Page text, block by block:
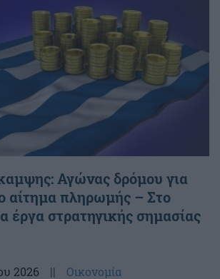
Αγώνας δρόμου για
αίτημα πληρωμής – Στο
έργα στρατηγικής σημασίας
2026 || Οικονομία